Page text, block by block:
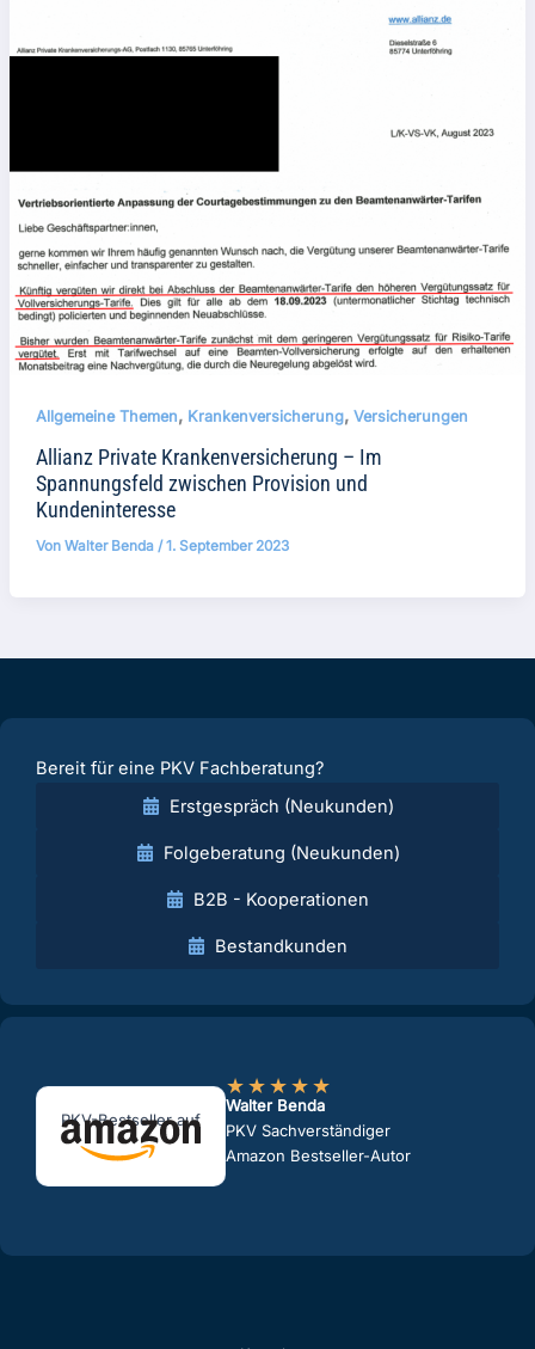
Allgemeine Themen, Krankenversicherung, Versicherungen
Allianz Private Krankenversicherung – Im
Spannungsfeld zwischen Provision und
Kundeninteresse
Von Walter Benda /1. September 2023
Bereit für eine PKV Fachberatung?
Erstgespräch (Neukunden)
Folgeberatung (Neukunden)
B2B - Kooperationen
Bestandkunden
PKV-Bestseller auf
★★★★★
Walter Benda
PKV Sachverständiger
Amazon Bestseller-Autor